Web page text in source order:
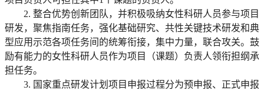
2. 整合优势创新团队，并积极吸纳女性科研人员参与项目
研发，聚焦指南任务，强化基础研究、共性关键技术研发和典
型应用示范各项任务间的统筹衔接，集中力量，联合攻关。鼓
励有能力的女性科研人员作为项目（课题）负责人领衔担纲承
担任务。
3. 国家重点研发计划项目申报过程分为预申报、正式申报